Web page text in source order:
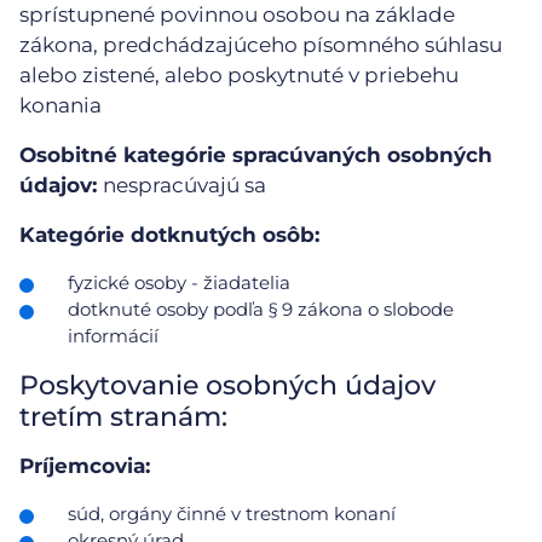
sprístupnené povinnou osobou na základe
zákona, predchádzajúceho písomného súhlasu
alebo zistené, alebo poskytnuté v priebehu
konania
Osobitné kategórie spracúvaných osobných
údajov: nespracúvajú sa
Kategórie dotknutých osôb:
fyzické osoby - žiadatelia
dotknuté osoby podľa § 9 zákona o slobode
informácií
Poskytovanie osobných údajov
tretím stranám:
Príjemcovia:
súd, orgány činné v trestnom konaní